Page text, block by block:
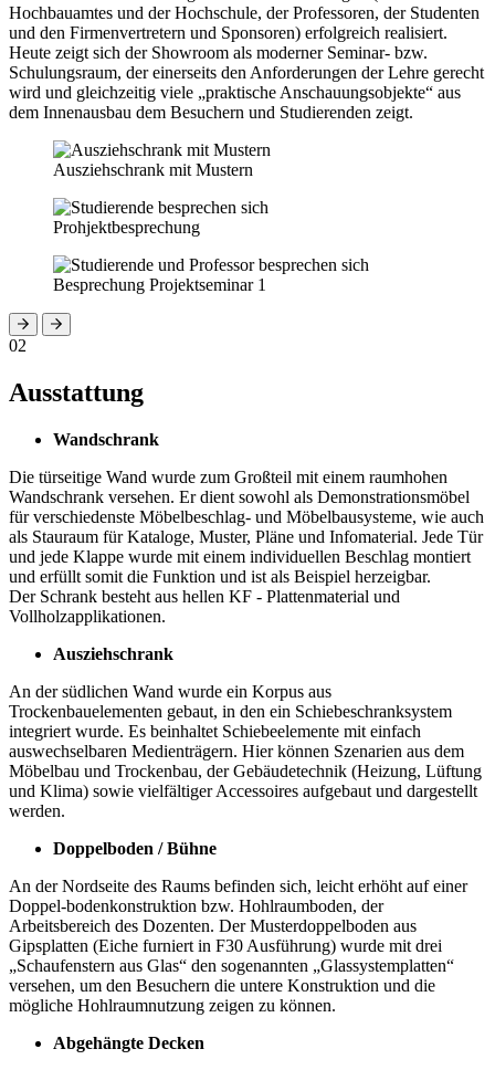
Hochbauamtes und der Hochschule, der Professoren, der Studenten
und den Firmenvertretern und Sponsoren) erfolgreich realisiert.
Heute zeigt sich der Showroom als moderner Seminar- bzw.
Schulungsraum, der einerseits den Anforderungen der Lehre gerecht
wird und gleichzeitig viele „praktische Anschauungsobjekte“ aus
dem Innenausbau dem Besuchern und Studierenden zeigt.
Ausziehschrank mit Mustern
Prohjektbesprechung
Besprechung Projektseminar 1
02
Ausstattung
Wandschrank
Die türseitige Wand wurde zum Großteil mit einem raumhohen
Wandschrank versehen. Er dient sowohl als Demonstrationsmöbel
für verschiedenste Möbelbeschlag- und Möbelbausysteme, wie auch
als Stauraum für Kataloge, Muster, Pläne und Infomaterial. Jede Tür
und jede Klappe wurde mit einem individuellen Beschlag montiert
und erfüllt somit die Funktion und ist als Beispiel herzeigbar.
Der Schrank besteht aus hellen KF - Plattenmaterial und
Vollholzapplikationen.
Ausziehschrank
An der südlichen Wand wurde ein Korpus aus
Trockenbauelementen gebaut, in den ein Schiebeschranksystem
integriert wurde. Es beinhaltet Schiebeelemente mit einfach
auswechselbaren Medienträgern. Hier können Szenarien aus dem
Möbelbau und Trockenbau, der Gebäudetechnik (Heizung, Lüftung
und Klima) sowie vielfältiger Accessoires aufgebaut und dargestellt
werden.
Doppelboden / Bühne
An der Nordseite des Raums befinden sich, leicht erhöht auf einer
Doppel-bodenkonstruktion bzw. Hohlraumboden, der
Arbeitsbereich des Dozenten. Der Musterdoppelboden aus
Gipsplatten (Eiche furniert in F30 Ausführung) wurde mit drei
„Schaufenstern aus Glas“ den sogenannten „Glassystemplatten“
versehen, um den Besuchern die untere Konstruktion und die
mögliche Hohlraumnutzung zeigen zu können.
Abgehängte Decken